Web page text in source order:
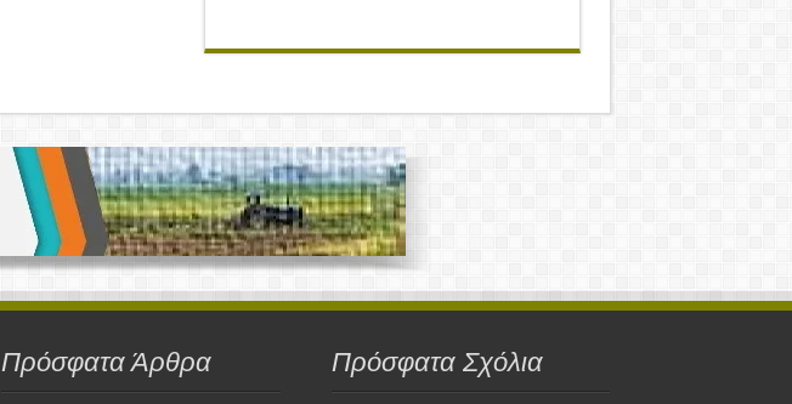
Πρόσφατα Άρθρα Πρόσφατα Σχόλια